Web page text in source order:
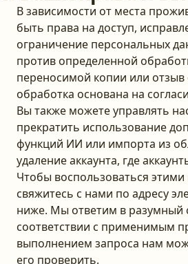
В зависимости от места
быть права на доступ,
ограничение персональных
против определенной
переносимой копии или отзыв
обработка основана на
Вы также можете управлять
прекратить использование
функций ИИ или импорта из
удаление аккаунта, где
Чтобы воспользоваться
свяжитесь с нами по адресу
ниже. Мы ответим в разумный
соответствии с применимым
выполнением запроса нам
его проверить.